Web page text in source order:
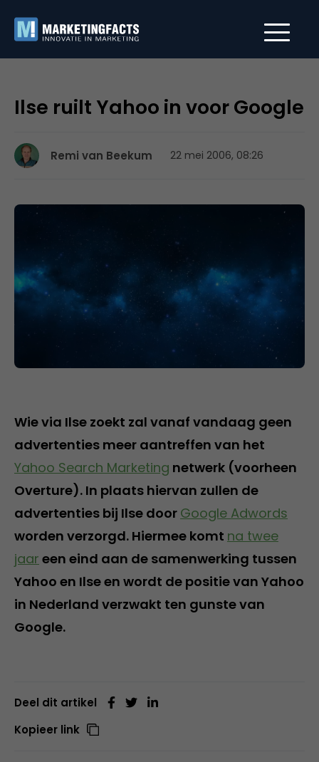
Ilse ruilt Yahoo in voor Google
Remi van Beekum 22 mei 2006, 08:26
Wie via Ilse zoekt zal vanaf vandaag geen
advertenties meer aantreffen van het
Yahoo Search Marketing netwerk (voorheen
Overture). In plaats hiervan zullen de
advertenties bij Ilse door Google Adwords
worden verzorgd. Hiermee komt na twee
jaar een eind aan de samenwerking tussen
Yahoo en Ilse en wordt de positie van Yahoo
in Nederland verzwakt ten gunste van
Google.
Deel dit artikel
Kopieer link